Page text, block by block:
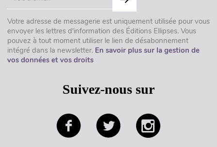
Votre adresse de messagerie est uniquement utilisée pour vous
envoyer les lettres d'information des Éditions Ellipses. Vous
pouvez à tout moment utiliser le lien de désabonnement
intégré dans la newsletter. En savoir plus sur la gestion de
vos données et vos droits
Suivez-nous sur